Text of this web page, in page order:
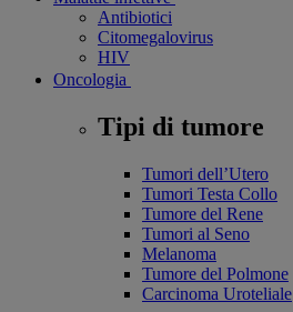
Antibiotici
Citomegalovirus
HIV
Oncologia
Tipi di tumore
Tumori dell’Utero
Tumori Testa Collo
Tumore del Rene
Tumori al Seno
Melanoma
Tumore del Polmone
Carcinoma Uroteliale